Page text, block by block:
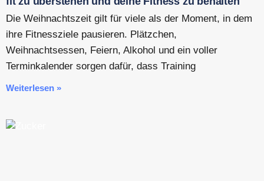
Die Weihnachtszeit gilt für viele als der Moment, in dem
ihre Fitnessziele pausieren. Plätzchen,
Weihnachtsessen, Feiern, Alkohol und ein voller
Terminkalender sorgen dafür, dass Training
Weiterlesen »